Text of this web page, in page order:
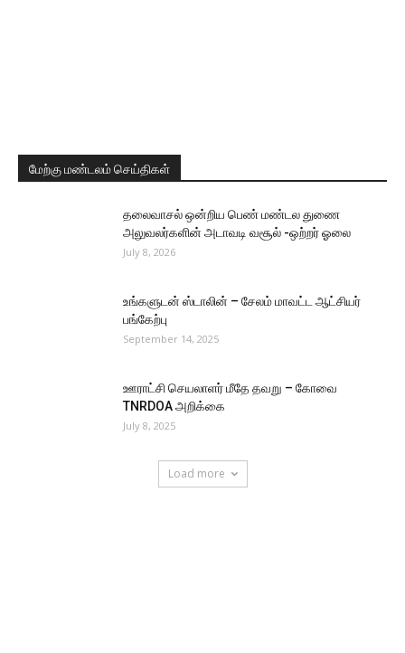
மேற்கு மண்டலம் செய்திகள்
தலைவாசல் ஒன்றிய பெண் மண்டல துணை
அலுவலர்களின் அடாவடி வசூல் -ஒற்றர் ஓலை
July 8, 2026
உங்களுடன் ஸ்டாலின் – சேலம் மாவட்ட ஆட்சியர்
பங்கேற்பு
September 14, 2025
ஊராட்சி செயலாளர் மீதே தவறு – கோவை
TNRDOA அறிக்கை
July 8, 2025
Load more